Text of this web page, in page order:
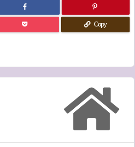
Copy